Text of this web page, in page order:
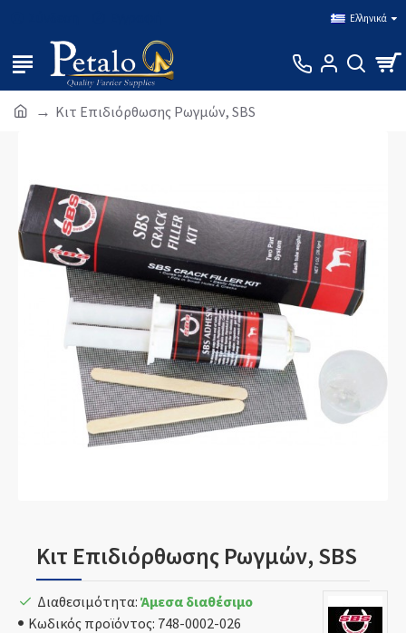
Ελληνικά
Κιτ Επιδιόρθωσης Ρωγμών, SBS
Κιτ Επιδιόρθωσης Ρωγμών, SBS
Διαθεσιμότητα: Άμεσα διαθέσιμο
Κωδικός προϊόντος: 748-0002-026